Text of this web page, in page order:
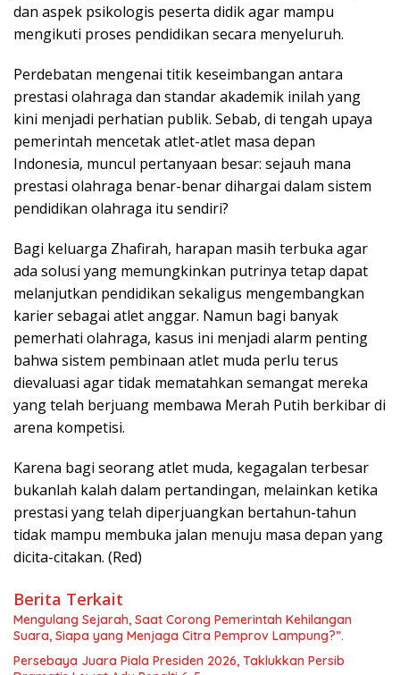
dan aspek psikologis peserta didik agar mampu
mengikuti proses pendidikan secara menyeluruh.
Perdebatan mengenai titik keseimbangan antara
prestasi olahraga dan standar akademik inilah yang
kini menjadi perhatian publik. Sebab, di tengah upaya
pemerintah mencetak atlet-atlet masa depan
Indonesia, muncul pertanyaan besar: sejauh mana
prestasi olahraga benar-benar dihargai dalam sistem
pendidikan olahraga itu sendiri?
Bagi keluarga Zhafirah, harapan masih terbuka agar
ada solusi yang memungkinkan putrinya tetap dapat
melanjutkan pendidikan sekaligus mengembangkan
karier sebagai atlet anggar. Namun bagi banyak
pemerhati olahraga, kasus ini menjadi alarm penting
bahwa sistem pembinaan atlet muda perlu terus
dievaluasi agar tidak mematahkan semangat mereka
yang telah berjuang membawa Merah Putih berkibar di
arena kompetisi.
Karena bagi seorang atlet muda, kegagalan terbesar
bukanlah kalah dalam pertandingan, melainkan ketika
prestasi yang telah diperjuangkan bertahun-tahun
tidak mampu membuka jalan menuju masa depan yang
dicita-citakan. (Red)
Berita Terkait
Mengulang Sejarah, Saat Corong Pemerintah Kehilangan
Suara, Siapa yang Menjaga Citra Pemprov Lampung?”.
Persebaya Juara Piala Presiden 2026, Taklukkan Persib